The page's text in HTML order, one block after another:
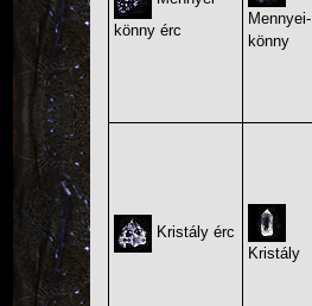
könny érc
Mennyei-
könny
Kristály érc
Kristály